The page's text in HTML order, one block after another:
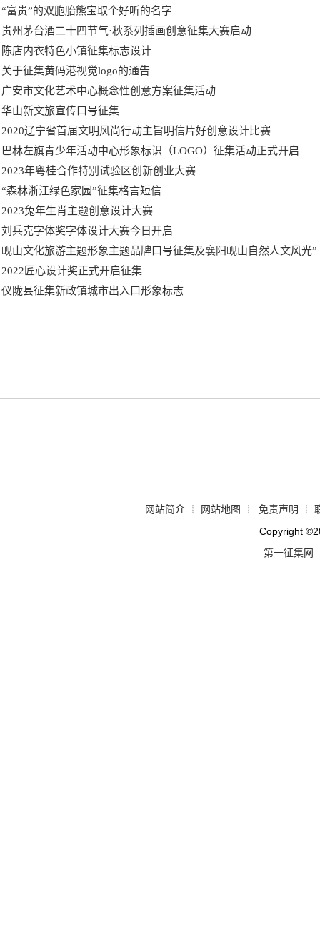
“富贵”的双胞胎熊宝取个好听的名字
贵州茅台酒二十四节气·秋系列插画创意征集大赛启动
陈店内衣特色小镇征集标志设计
关于征集黄码港视觉logo的通告
广安市文化艺术中心概念性创意方案征集活动
华山新文旅宣传口号征集
2020辽宁省首届文明风尚行动主旨明信片好创意设计比赛
巴林左旗青少年活动中心形象标识（LOGO）征集活动正式开启
2023年粤桂合作特别试验区创新创业大赛
“森林浙江绿色家园”征集格言短信
2023兔年生肖主题创意设计大赛
刘兵克字体奖字体设计大赛今日开启
岘山文化旅游主题形象主题品牌口号征集及襄阳岘山自然人文风光”
2022匠心设计奖正式开启征集
仪陇县征集新政镇城市出入口形象标志
网站简介 ┊ 网站地图 ┊ 免责声明 ┊
Copyright ©
第一征集网